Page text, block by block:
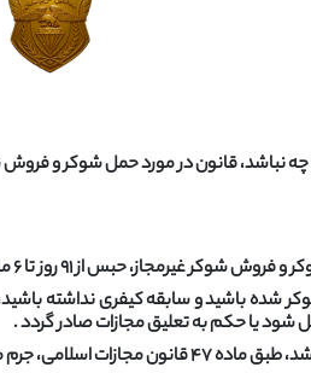
نباشد، قانون در مورد حمل شوکر و
شوکر شده باشید و سابقه کیفری
شود یا حکم به تعلیق مجازات صادر گردد .
مانند شلاق نیز خواهد شد .